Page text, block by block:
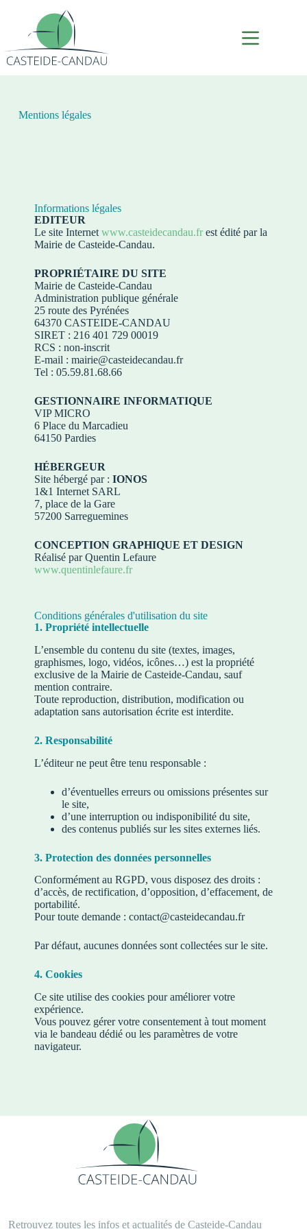
Mentions légales
Informations légales
EDITEUR
Le site Internet www.casteidecandau.frest édité par la
Mairie de Casteide-Candau.
PROPRIÉTAIRE DU SITE
Mairie de Casteide-Candau
Administration publique générale
25 route des Pyrénées
64370 CASTEIDE-CANDAU
SIRET : 216 401 729 00019
RCS : non-inscrit
E-mail : mairie@casteidecandau.fr
Tel : 05.59.81.68.66
GESTIONNAIRE INFORMATIQUE
VIP MICRO
6 Place du Marcadieu
64150 Pardies
HÉBERGEUR
Site hébergé par : IONOS
1&1 Internet SARL
7, place de la Gare
57200 Sarreguemines
CONCEPTION GRAPHIQUE ET DESIGN
Réalisé par Quentin Lefaure
www.quentinlefaure.fr
Conditions générales d'utilisation du site
1. Propriété intellectuelle
L’ensemble du contenu du site (textes, images,
graphismes, logo, vidéos, icônes…) est la propriété
exclusive de la Mairie de Casteide-Candau, sauf
mention contraire.
Toute reproduction, distribution, modification ou
adaptation sans autorisation écrite est interdite.
2. Responsabilité
L’éditeur ne peut être tenu responsable :
d’éventuelles erreurs ou omissions présentes sur
le site,
d’une interruption ou indisponibilité du site,
des contenus publiés sur les sites externes liés.
3. Protection des données personnelles
Conformément au RGPD, vous disposez des droits :
d’accès, de rectification, d’opposition, d’effacement, de
portabilité.
Pour toute demande : contact@casteidecandau.fr
Par défaut, aucunes données sont collectées sur le site.
4. Cookies
Ce site utilise des cookies pour améliorer votre
expérience.
Vous pouvez gérer votre consentement à tout moment
via le bandeau dédié ou les paramètres de votre
navigateur.
Retrouvez toutes les infos et actualités de Casteide-Candau